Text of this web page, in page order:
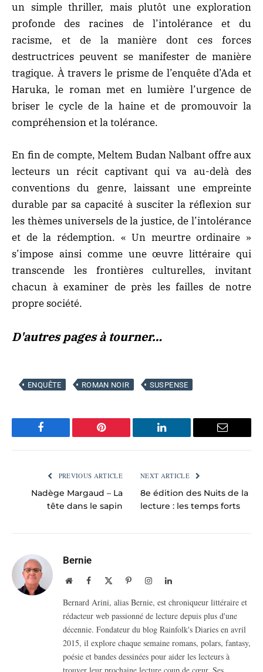
un simple thriller, mais plutôt une exploration
profonde des racines de l’intolérance et du
racisme, et de la manière dont ces forces
destructrices peuvent se manifester de manière
tragique. À travers le prisme de l’enquête d’Ada et
Haruka, le roman met en lumière l’urgence de
briser le cycle de la haine et de promouvoir la
compréhension et la tolérance.
En fin de compte, Meltem Budan Nalbant offre aux
lecteurs un récit captivant qui va au-delà des
conventions du genre, laissant une empreinte
durable par sa capacité à susciter la réflexion sur
les thèmes universels de la justice, de l’intolérance
et de la rédemption. « Un meurtre ordinaire »
s’impose ainsi comme une œuvre littéraire qui
transcende les frontières culturelles, invitant
chacun à examiner de près les failles de notre
propre société.
D'autres pages à tourner…
ENQUÊTE ROMAN NOIR SUSPENSE
Facebook Pinterest LinkedIn Email
PREVIOUS ARTICLE
Nadège Margaud – La
tête dans le sapin
NEXT ARTICLE
8e édition des Nuits de la
lecture : les temps forts
Bernie
WebsiteFacebook PinterestInstagramLinkedIn
Bernard Arini, alias Bernie, est chroniqueur littéraire et
rédacteur web passionné de lecture depuis plus d'une
décennie. Fondateur du blog Rainfolk's Diaries en avril
2015, il explore chaque semaine romans, polars, fantasy,
poésie et bandes dessinées pour aider les lecteurs à
trouver leur prochaine lecture coup de cœur. Ses